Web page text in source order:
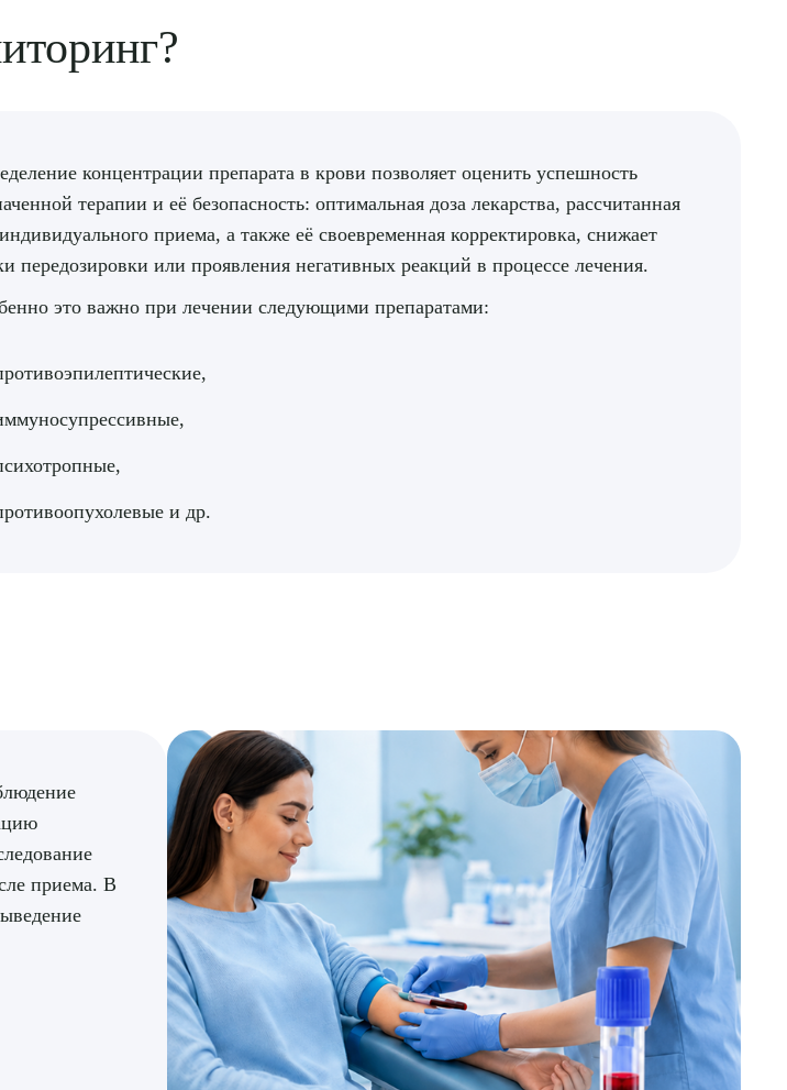
концентрации препарата в крови позволяет оценить успешность
терапии и её безопасность: оптимальная доза лекарства, рассчитанная
приема, а также её своевременная корректировка, снижает
передозировки или проявления негативных реакций в процессе лечения.
это важно при лечении следующими препаратами:
и др.
приема. В